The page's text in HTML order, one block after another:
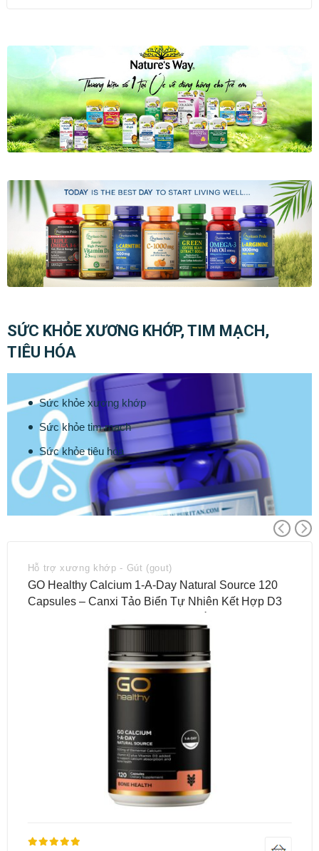
SỨC KHỎE XƯƠNG KHỚP, TIM MẠCH,
TIÊU HÓA
Sức khỏe xương khớp
Sức khỏe tim mạch
Sức khỏe tiêu hóa
Hỗ trợ xương khớp - Gút (gout)
GO Healthy Calcium 1-A-Day Natural Source 120
Capsules – Canxi Tảo Biển Tự Nhiên Kết Hợp D3